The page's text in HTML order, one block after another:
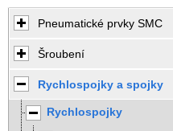
Pneumatické prvky SMC
Šroubení
Rychlospojky a spojky
Rychlospojky